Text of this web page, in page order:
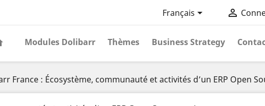
Français 
Modules Dolibarr Thèmes Business Strategy
France : Écosystème, communauté et activités d’un ERP Open